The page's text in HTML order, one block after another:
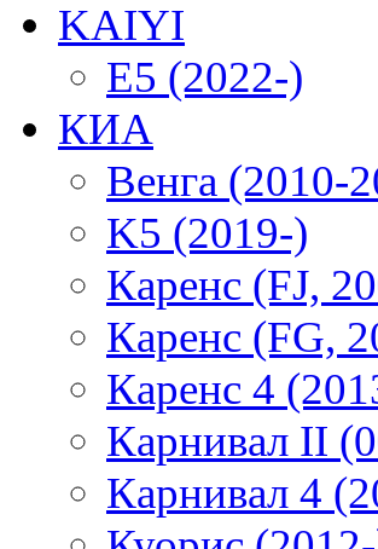
KAIYI
E5 (2022-)
КИА
Венга (2010-
K5 (2019-)
Каренс (FJ,
Каренс (FG,
Каренс 4
Карнивал II
Карнивал 4